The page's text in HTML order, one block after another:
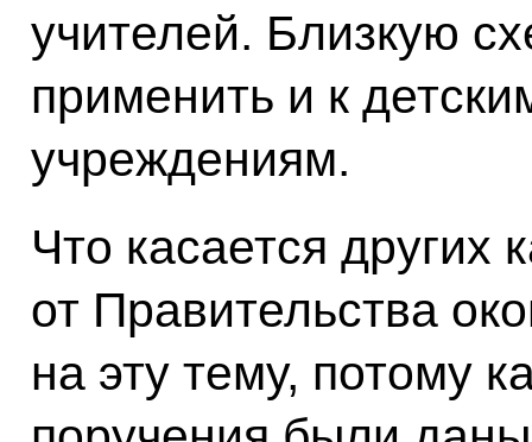
учителей. Близкую
применить и к
учреждениям.
Что касается других
от Правительства
на эту тему, потому